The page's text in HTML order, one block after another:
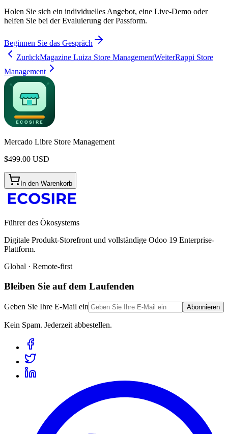
Holen Sie sich ein individuelles Angebot, eine Live-Demo oder
helfen Sie bei der Evaluierung der Passform.
Beginnen Sie das Gespräch
ZurückMagazine Luiza Store ManagementWeiterRappi Store
Management
Mercado Libre Store Management
$499.00 USD
In den Warenkorb
Führer des Ökosystems
Digitale Produkt-Storefront und vollständige Odoo 19 Enterprise-
Plattform.
Global · Remote-first
Bleiben Sie auf dem Laufenden
Geben Sie Ihre E-Mail ein Abonnieren
Kein Spam. Jederzeit abbestellen.